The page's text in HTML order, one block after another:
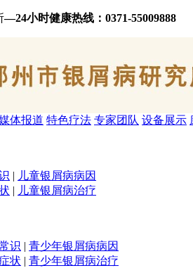
—24小时健康热线： 0371-55009888
体报道 特色疗法 专家团队 设备展示
| 儿童银屑病病因
| 儿童银屑病治疗
识 | 青少年银屑病病因
状 | 青少年银屑病治疗